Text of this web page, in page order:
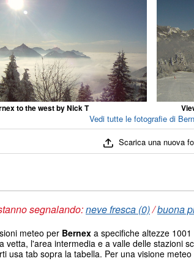
to the west by Nick T
Vedi tutte le fotografie di
Scarica una nuova
segnalando:neve fresca (0)/buona
meteo per Bernex a specifiche altezze
vetta, l'area intermedia e a valle delle stazioni
usa tab sopra la tabella. Per una visione